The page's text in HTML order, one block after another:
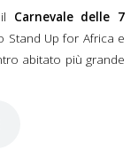
Carnevale delle 7
Stand Up for Africa e
abitato più grande